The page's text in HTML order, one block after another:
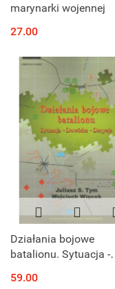
marynarki wojennej
27.00
Działania bojowe
batalionu. Sytuacja -
59.00